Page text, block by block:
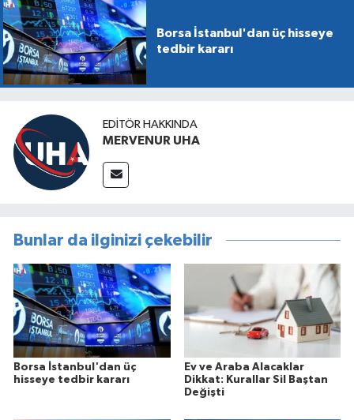
Borsa İstanbul'dan üç hisseye
tedbir kararı
EDITÖR HAKKINDA
MERVENUR UHA
Bunlar da ilginizi çekebilir
Borsa İstanbul'dan üç
hisseye tedbir kararı
Ev ve Araba Alacaklar
Dikkat: Kurallar Sil Baştan
Değişti